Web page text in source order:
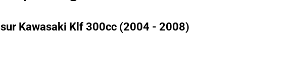
Kawasaki Klf 300cc (2004 - 2008)